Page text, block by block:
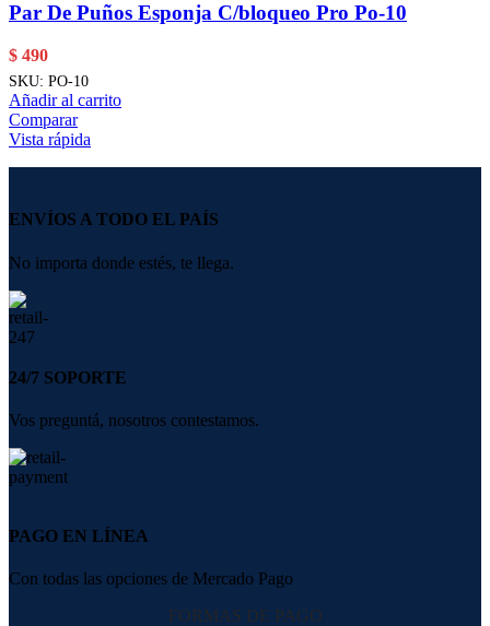
Par De Puños Esponja C/bloqueo Pro Po-10
$ 490
SKU: PO-10
Añadir al carrito
Comparar
Vista rápida
ENVÍOS A TODO EL PAÍS
No importa donde estés, te llega.
24/7 SOPORTE
Vos preguntá, nosotros contestamos.
PAGO EN LÍNEA
Con todas las opciones de Mercado Pago
FORMAS DE PAGO